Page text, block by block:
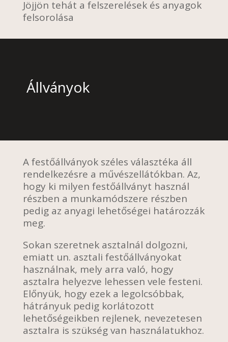
Jöjjön tehát a felszerelések és anyagok
felsorolása
Állványok
A festőállványok széles választéka áll
rendelkezésre a művészellátókban. Az,
hogy ki milyen festőállványt használ
részben a munkamódszere részben
pedig az anyagi lehetőségei határozzák
meg.
Sokan szeretnek asztalnál dolgozni,
emiatt un. asztali festőállványokat
használnak, mely arra való, hogy
asztalra helyezve lehessen vele festeni.
Előnyük, hogy ezek a legolcsóbbak,
hátrányuk pedig korlátozott
lehetőségeikben rejlenek, nevezetesen
asztalra is szükség van használatukhoz.